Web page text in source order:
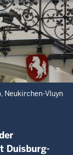
Neukirchen-Vluyn
Duisburg-